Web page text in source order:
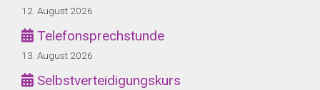
12. August 2026
Telefonsprechstunde
13. August 2026
Selbstverteidigungskurs